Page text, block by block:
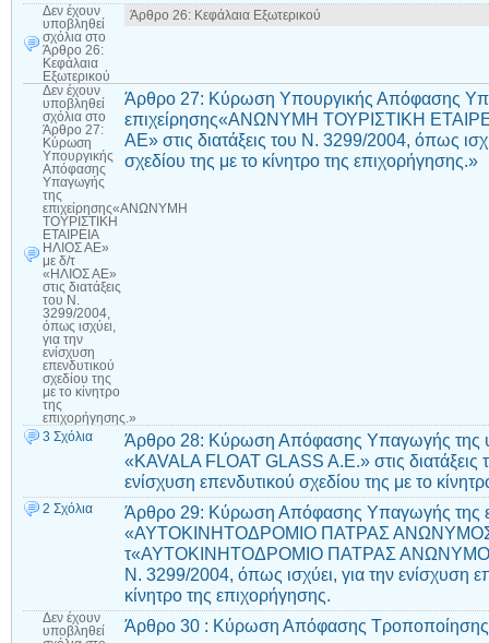
Δεν έχουν
υποβληθεί
σχόλια στο
Άρθρο 26:
Κεφάλαια
Εξωτερικού
Άρθρο 26: Κεφάλαια Εξωτερικού
Δεν έχουν
υποβληθεί
σχόλια στο
Άρθρο 27:
Κύρωση
Υπουργικής
Απόφασης
Υπαγωγής
της
επιχείρησης«ΑΝΩΝΥΜΗ
ΤΟΥΡΙΣΤΙΚΗ
ΕΤΑΙΡΕΙΑ
ΗΛΙΟΣ ΑΕ»
με δ/τ
«ΗΛΙΟΣ ΑΕ»
στις διατάξεις
του Ν.
3299/2004,
όπως ισχύει,
για την
ενίσχυση
επενδυτικού
σχεδίου της
με το κίνητρο
της
επιχορήγησης.»
Άρθρο 27: Κύρωση Υπουργικής Απόφασης
επιχείρησης«ΑΝΩΝΥΜΗ ΤΟΥΡΙΣΤΙΚΗ
ΑΕ» στις διατάξεις του Ν. 3299/2004, όπως
σχεδίου της με το κίνητρο της επιχορήγησης.»
3 Σχόλια
Άρθρο 28: Κύρωση Απόφασης Υπαγωγής της
«KAVALA FLOAT GLASS A.E.» στις διατάξεις
ενίσχυση επενδυτικού σχεδίου της με το
2 Σχόλια
Άρθρο 29: Κύρωση Απόφασης Υπαγωγής της
«ΑΥΤΟΚΙΝΗΤΟΔΡΟΜΙΟ ΠΑΤΡΑΣ ΑΝΩΝΥΜΟΣ
τ«ΑΥΤΟΚΙΝΗΤΟΔΡΟΜΙΟ ΠΑΤΡΑΣ ΑΝΩΝΥΜΟΣ
Ν. 3299/2004, όπως ισχύει, για την ενίσχυση
κίνητρο της επιχορήγησης.
Δεν έχουν
υποβληθεί
Άρθρο 30 : Κύρωση Απόφασης